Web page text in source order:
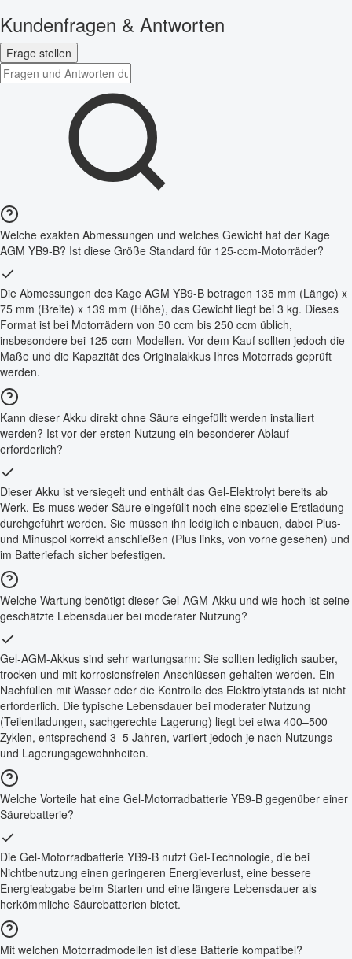
Kundenfragen & Antworten
Frage stellen
Welche exakten Abmessungen und welches Gewicht hat der Kage
AGM YB9-B? Ist diese Größe Standard für 125-ccm-Motorräder?
Die Abmessungen des Kage AGM YB9-B betragen 135 mm (Länge) x
75 mm (Breite) x 139 mm (Höhe), das Gewicht liegt bei 3 kg. Dieses
Format ist bei Motorrädern von 50 ccm bis 250 ccm üblich,
insbesondere bei 125-ccm-Modellen. Vor dem Kauf sollten jedoch die
Maße und die Kapazität des Originalakkus Ihres Motorrads geprüft
werden.
Kann dieser Akku direkt ohne Säure eingefüllt werden installiert
werden? Ist vor der ersten Nutzung ein besonderer Ablauf
erforderlich?
Dieser Akku ist versiegelt und enthält das Gel-Elektrolyt bereits ab
Werk. Es muss weder Säure eingefüllt noch eine spezielle Erstladung
durchgeführt werden. Sie müssen ihn lediglich einbauen, dabei Plus-
und Minuspol korrekt anschließen (Plus links, von vorne gesehen) und
im Batteriefach sicher befestigen.
Welche Wartung benötigt dieser Gel-AGM-Akku und wie hoch ist seine
geschätzte Lebensdauer bei moderater Nutzung?
Gel-AGM-Akkus sind sehr wartungsarm: Sie sollten lediglich sauber,
trocken und mit korrosionsfreien Anschlüssen gehalten werden. Ein
Nachfüllen mit Wasser oder die Kontrolle des Elektrolytstands ist nicht
erforderlich. Die typische Lebensdauer bei moderater Nutzung
(Teilentladungen, sachgerechte Lagerung) liegt bei etwa 400–500
Zyklen, entsprechend 3–5 Jahren, variiert jedoch je nach Nutzungs-
und Lagerungsgewohnheiten.
Welche Vorteile hat eine Gel-Motorradbatterie YB9-B gegenüber einer
Säurebatterie?
Die Gel-Motorradbatterie YB9-B nutzt Gel-Technologie, die bei
Nichtbenutzung einen geringeren Energieverlust, eine bessere
Energieabgabe beim Starten und eine längere Lebensdauer als
herkömmliche Säurebatterien bietet.
Mit welchen Motorradmodellen ist diese Batterie kompatibel?